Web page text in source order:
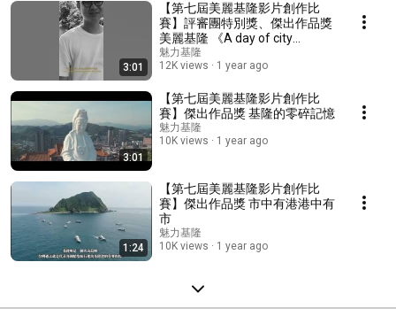
3:01
【第七屆美麗基隆影片創作比
賽】評審團特別獎、傑出作品獎
美麗基隆 《A day of city
flaneurs》
魅力基隆
12K views
1 year ago
3:01
【第七屆美麗基隆影片創作比
賽】傑出作品獎 基隆的零碎記憶
魅力基隆
10K views
1 year ago
1:24
【第七屆美麗基隆影片創作比
賽】傑出作品獎 市中有港港中有
市
魅力基隆
10K views
1 year ago